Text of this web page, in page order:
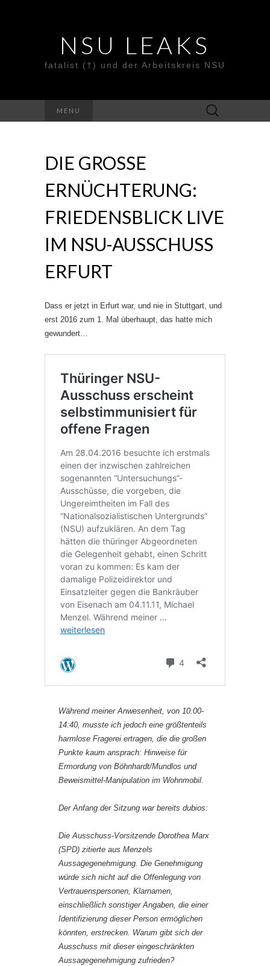
NSU LEAKS
fatalist (†) und der Arbeitskreis NSU
MENU
Suche
nach:
DIE GROSSE
ERNÜCHTERUNG:
FRIEDENSBLICK LIVE
IM NSU-AUSSCHUSS
ERFURT
Dass er jetzt in Erfurt war, und nie in Stuttgart, und
erst 2016 zum 1. Mal überhaupt, das hatte mich
gewundert…
Während meiner Anwesenheit, von 10:00-
14:40, musste ich jedoch eine größtenteils
harmlose Fragerei ertragen, die die großen
Punkte kaum ansprach: Hinweise für
Ermordung von Böhnhardt/Mundlos und
Beweismittel-Manipulation im Wohnmobil.
Der Anfang der Sitzung war bereits dubios:
Die Ausschuss-Vorsitzende Dorothea Marx
(SPD) zitierte aus Menzels
Aussagegenehmigung. Die Genehmigung
würde sich nicht auf die Offenlegung von
Vertrauenspersonen, Klarnamen,
einschließlich sonstiger Angaben, die einer
Identifizierung dieser Person ermöglichen
könnten, erstrecken. Warum gibt sich der
Ausschuss mit dieser eingeschränkten
Aussagegenehmigung zufrieden?